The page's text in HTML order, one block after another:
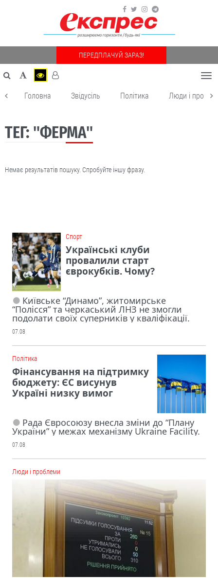
ПЕРЕДПЛАЧУЙ ЗАРАЗ!
Головна Звідусіль Політика Люди і
ТЕГ: "ФЕРМА"
Немає результатів пошуку. Спробуйте іншу фразу.
Cпорт
Українські клуби
провалили старт
єврокубків. Чому?
Київське “Динамо”, житомирське
“Полісся” та черкаський ЛНЗ не змогли
подолати своїх суперників у кваліфікації.
07.08
Політика
Фінансування на підтримку
бюджету: ЄС висунув
Україні низку вимог
Рада Євросоюзу внесла зміни до “Плану
України” у межах механізму Ukraine Facility.
07.08
Люди і проблеми